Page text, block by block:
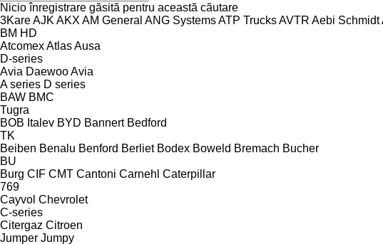
Nicio înregistrare găsită pentru această căutare
3KareAJK AKX AM General ANG SystemsATP TrucksAVTR Aebi Schmidt
BM HD
AtcomexAtlasAusa
D-series
Avia DaewooAvia
A series D series
BAW BMC
Tugra
BOB Italev BYD Bannert Bedford
TK
Beiben Benalu Benford Berliet Bodex Boweld Bremach Bucher
BU
Burg CIF CMT Cantoni Carnehl Caterpillar
769
Cayvol Chevrolet
C-series
Citergaz Citroen
Jumper Jumpy